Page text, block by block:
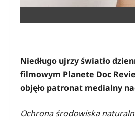
Niedługo ujrzy światło
filmowym Planete Doc
objęło patronat medialny
Ochrona środowiska